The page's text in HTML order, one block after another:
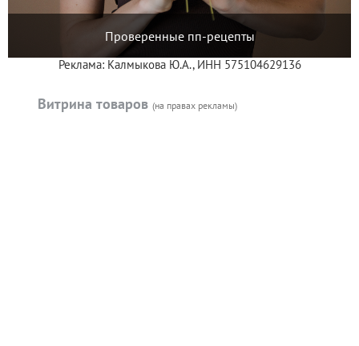
Проверенные пп-рецепты
Реклама: Калмыкова Ю.А., ИНН 575104629136
Витрина товаров (на правах рекламы)